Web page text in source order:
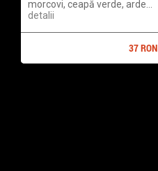
morcovi, ceapă verde, arde...
detalii
37RON